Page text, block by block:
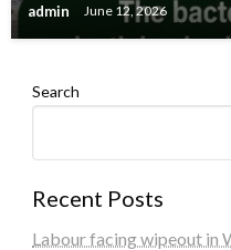
admin June 12, 2026
Search
Recent Posts
Labour facing wipeout in